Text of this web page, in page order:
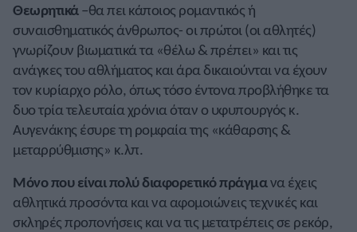
Θεωρητικά–θα πει κάποιος ρομαντικός ή
συναισθηματικός άνθρωπος- οι πρώτοι (οι αθλητές)
γνωρίζουν βιωματικά τα «θέλω & πρέπει» και τις
ανάγκες του αθλήματος και άρα δικαιούνται να έχουν
τον κυρίαρχο ρόλο, όπως τόσο έντονα προβλήθηκε τα
δυο τρία τελευταία χρόνια όταν ο υφυπουργός κ.
Αυγενάκης έσυρε τη ρομφαία της «κάθαρσης &
μεταρρύθμισης» κ.λπ.
Μόνο που είναι πολύ διαφορετικό πράγμανα έχεις
αθλητικά προσόντα και να αφομοιώνεις τεχνικές και
σκληρές προπονήσεις και να τις μετατρέπεις σε ρεκόρ,